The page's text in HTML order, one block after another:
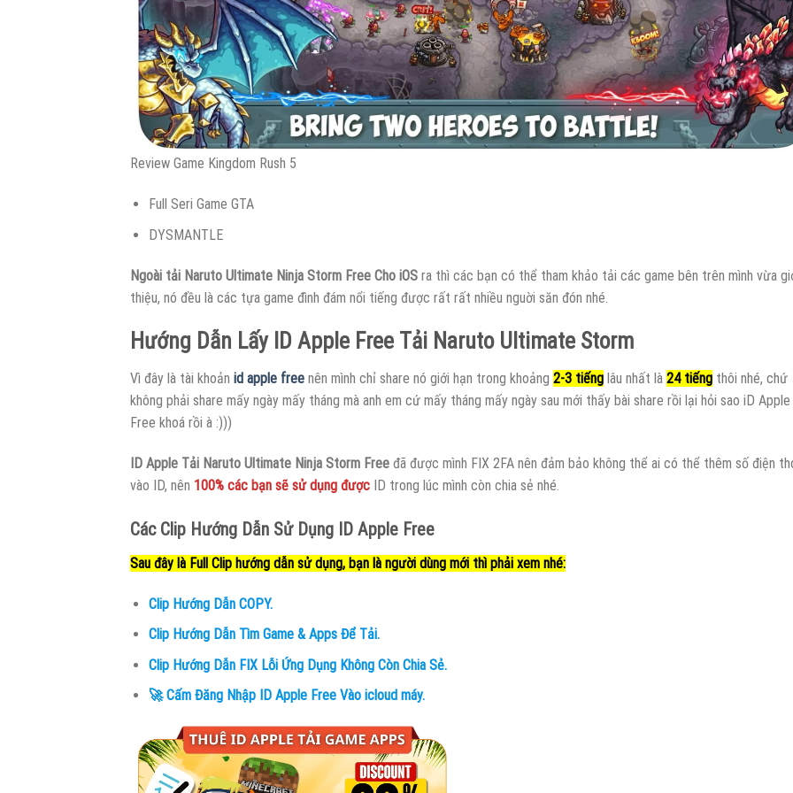
Review Game Kingdom Rush 5
Full Seri Game GTA
DYSMANTLE
Ngoài tải Naruto Ultimate Ninja Storm Free Cho iOS ra thì các bạn có thể tham khảo tải các game bên trên mình vừa
thiệu, nó đều là các tựa game đình đám nổi tiếng được rất rất nhiều nguời săn đón nhé.
Hướng Dẫn Lấy ID Apple Free Tải Naruto Ultimate Storm
Vì đây là tài khoản id apple free nên mình chỉ share nó giới hạn trong khoảng 2-3 tiếng lâu nhất là 24 tiếng thôi nhé, chứ
không phải share mấy ngày mấy tháng mà anh em cứ mấy tháng mấy ngày sau mới thấy bài share rồi lại hỏi sao iD Apple
Free khoá rồi à :)))
ID Apple Tải Naruto Ultimate Ninja Storm Free đã được mình FIX 2FA nên đảm bảo không thể ai có thể thêm số điện
vào ID, nên 100% các bạn sẽ sử dụng được ID trong lúc mình còn chia sẻ nhé.
Các Clip Hướng Dẫn Sử Dụng ID Apple Free
Sau đây là Full Clip hướng dẫn sử dụng, bạn là người dùng mới thì phải xem nhé:
Clip Hướng Dẫn COPY.
Clip Hướng Dẫn Tìm Game & Apps Để Tải.
Clip Hướng Dẫn FIX Lỗi Ứng Dụng Không Còn Chia Sẻ.
🚀 Cấm Đăng Nhập ID Apple Free Vào icloud máy.